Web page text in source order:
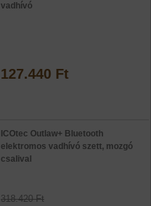
vadhívó
127.440 Ft
ICOtec Outlaw+ Bluetooth
elektromos vadhívó szett, mozgó
csalival
318.420 Ft